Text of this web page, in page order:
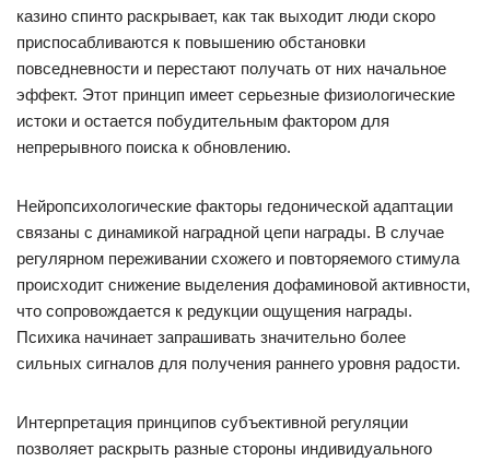
казино спинто раскрывает, как так выходит люди скоро
приспосабливаются к повышению обстановки
повседневности и перестают получать от них начальное
эффект. Этот принцип имеет серьезные физиологические
истоки и остается побудительным фактором для
непрерывного поиска к обновлению.
Нейропсихологические факторы гедонической адаптации
связаны с динамикой наградной цепи награды. В случае
регулярном переживании схожего и повторяемого стимула
происходит снижение выделения дофаминовой активности,
что сопровождается к редукции ощущения награды.
Психика начинает запрашивать значительно более
сильных сигналов для получения раннего уровня радости.
Интерпретация принципов субъективной регуляции
позволяет раскрыть разные стороны индивидуального